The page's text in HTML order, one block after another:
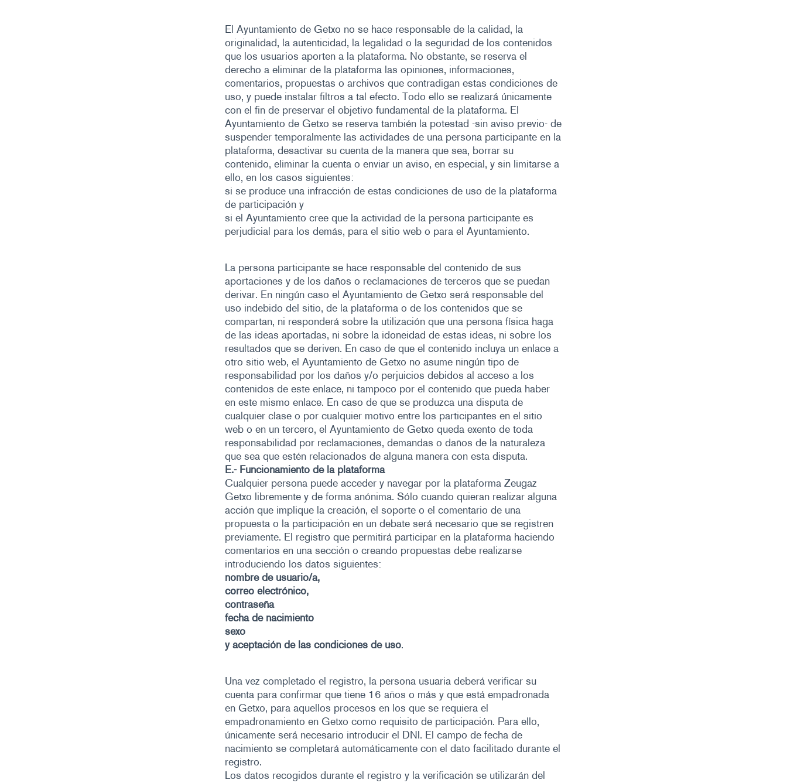
El Ayuntamiento de Getxo no se hace responsable de la calidad, la
originalidad, la autenticidad, la legalidad o la seguridad de los contenidos
que los usuarios aporten a la plataforma. No obstante, se reserva el
derecho a eliminar de la plataforma las opiniones, informaciones,
comentarios, propuestas o archivos que contradigan estas condiciones de
uso, y puede instalar filtros a tal efecto. Todo ello se realizará únicamente
con el fin de preservar el objetivo fundamental de la plataforma. El
Ayuntamiento de Getxo se reserva también la potestad -sin aviso previo- de
suspender temporalmente las actividades de una persona participante en la
plataforma, desactivar su cuenta de la manera que sea, borrar su
contenido, eliminar la cuenta o enviar un aviso, en especial, y sin limitarse a
ello, en los casos siguientes:
si se produce una infracción de estas condiciones de uso de la plataforma
de participación y
si el Ayuntamiento cree que la actividad de la persona participante es
perjudicial para los demás, para el sitio web o para el Ayuntamiento.
La persona participante se hace responsable del contenido de sus
aportaciones y de los daños o reclamaciones de terceros que se puedan
derivar. En ningún caso el Ayuntamiento de Getxo será responsable del
uso indebido del sitio, de la plataforma o de los contenidos que se
compartan, ni responderá sobre la utilización que una persona física haga
de las ideas aportadas, ni sobre la idoneidad de estas ideas, ni sobre los
resultados que se deriven. En caso de que el contenido incluya un enlace a
otro sitio web, el Ayuntamiento de Getxo no asume ningún tipo de
responsabilidad por los daños y/o perjuicios debidos al acceso a los
contenidos de este enlace, ni tampoco por el contenido que pueda haber
en este mismo enlace. En caso de que se produzca una disputa de
cualquier clase o por cualquier motivo entre los participantes en el sitio
web o en un tercero, el Ayuntamiento de Getxo queda exento de toda
responsabilidad por reclamaciones, demandas o daños de la naturaleza
que sea que estén relacionados de alguna manera con esta disputa.
E.- Funcionamiento de la plataforma
Cualquier persona puede acceder y navegar por la plataforma Zeugaz
Getxo libremente y de forma anónima. Sólo cuando quieran realizar alguna
acción que implique la creación, el soporte o el comentario de una
propuesta o la participación en un debate será necesario que se registren
previamente. El registro que permitirá participar en la plataforma haciendo
comentarios en una sección o creando propuestas debe realizarse
introduciendo los datos siguientes:
nombre de usuario/a,
correo electrónico,
contraseña
fecha de nacimiento
sexo
y aceptación de las condiciones de uso.
Una vez completado el registro, la persona usuaria deberá verificar su
cuenta para confirmar que tiene 16 años o más y que está empadronada
en Getxo, para aquellos procesos en los que se requiera el
empadronamiento en Getxo como requisito de participación. Para ello,
únicamente será necesario introducir el DNI. El campo de fecha de
nacimiento se completará automáticamente con el dato facilitado durante el
registro.
Los datos recogidos durante el registro y la verificación se utilizarán del